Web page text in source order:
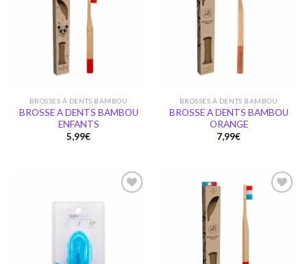
BROSSES À DENTS BAMBOU
BROSSE A DENTS BAMBOU
ENFANTS
5,99€
BROSSES À DENTS BAMBOU
BROSSE A DENTS BAMBOU
ORANGE
7,99€